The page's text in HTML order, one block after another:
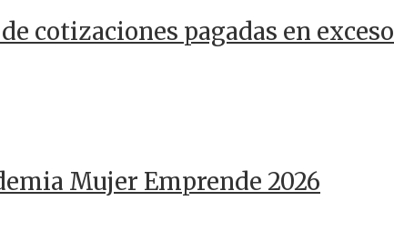
cotizaciones pagadas en exceso
Mujer Emprende 2026